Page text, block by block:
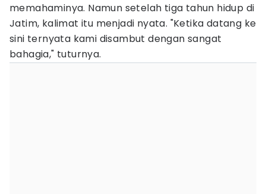
memahaminya. Namun setelah tiga tahun hidup di
Jatim, kalimat itu menjadi nyata. "Ketika datang ke
sini ternyata kami disambut dengan sangat
bahagia," tuturnya.